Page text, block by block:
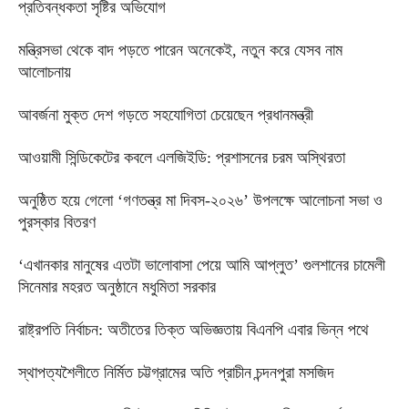
প্রতিবন্ধকতা সৃষ্টির অভিযোগ
মন্ত্রিসভা থেকে বাদ পড়তে পারেন অনেকেই, নতুন করে যেসব নাম
আলোচনায়
আবর্জনা মুক্ত দেশ গড়তে সহযোগিতা চেয়েছেন প্রধানমন্ত্রী
‎আওয়ামী সিন্ডিকেটের কবলে এলজিইডি: প্রশাসনের চরম অস্থিরতা
অনুষ্ঠিত হয়ে গেলো ‘গণতন্ত্র মা দিবস-২০২৬’ উপলক্ষে আলোচনা সভা ও
পুরস্কার বিতরণ
‘এখানকার মানুষের এতটা ভালোবাসা পেয়ে আমি আপ্লুত’ গুলশানের চামেলী
সিনেমার মহরত অনুষ্ঠানে মধুমিতা সরকার
রাষ্ট্রপতি নির্বাচন: অতীতের তিক্ত অভিজ্ঞতায় বিএনপি এবার ভিন্ন পথে
স্থাপত্যশৈলীতে নির্মিত চট্টগ্রামের অতি প্রাচীন চন্দনপুরা মসজিদ